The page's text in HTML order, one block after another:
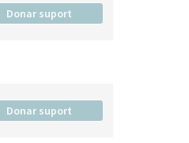
Donar suport
Donar suport